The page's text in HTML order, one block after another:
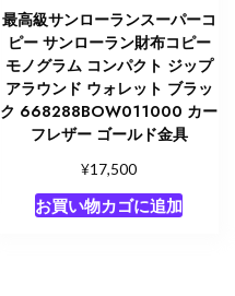
最高級サンローランスーパーコ
ピー サンローラン財布コピー
モノグラム コンパクト ジップ
アラウンド ウォレット ブラッ
ク 668288BOW011000 カー
フレザー ゴールド金具
¥17,500
お買い物カゴに追加